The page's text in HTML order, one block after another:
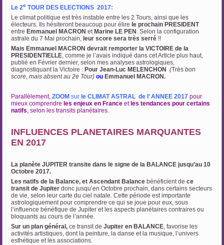
Le 2e TOUR DES ELECTIONS 2017:
Le climat politique est très instable entre les 2 Tours, ainsi que les
électeurs. Ils hésiteront beaucoup pour élire le prochain PRESIDENT
entre Emmanuel MACRON et Marine LE PEN . Selon la configuration
astrale du 7 Mai prochain, leur score sera très serré !!
Mais Emmanuel MACRON devrait remporter la VICTOIRE de la
PRESIDENTIELLE, comme je l’avais indiqué dans cet Article plus haut,
publié en Février dernier, selon mes analyses astrologiques,
diagnostiquant la Victoire : Pour Jean-Luc MELENCHON (Trèsbon
score, mais absent au 2e Tour) ou Emmanuel MACRON.
Parallèlement, ZOOM sur le CLIMAT ASTRAL de l’ ANNEE 2017 pour
mieux comprendre les enjeux en France et les tendances pour certains
natifs, selon les transits planétaires.
INFLUENCES PLANETAIRES MARQUANTES
EN 2017
La planète JUPITER transite dans le signe de la BALANCE jusqu’au 10
Octobre 2017.
Les natifs de la Balance, et Ascendant Balance bénéficient dece
transit de Jupiterdonc jusqu’en Octobre prochain, dans certains secteurs
de vie, selon leur carte du ciel natale. Cette période est importante
astrologiquement pour comprendre ce qui se joue pour eux, sous
l’influence bénéfique de Jupiter et les aspects planétaires contraires ou
bloquants au cours de l’année.
Sur un plan général, ce transit deJupiter en BALANCE, favorise les
activités artistiques, dont la peinture, la danse et la musique, l’univers
esthétique et les associations.